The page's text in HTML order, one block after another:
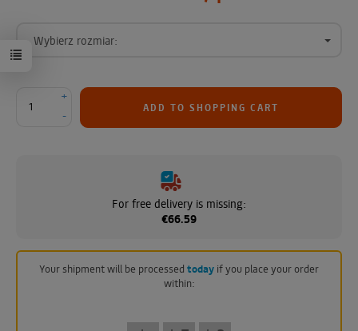
Wybierz rozmiar:
-
+
ADD TO SHOPPING CART
For free delivery is missing:
€66.59
Your shipment will be processed today if you place your order
within: